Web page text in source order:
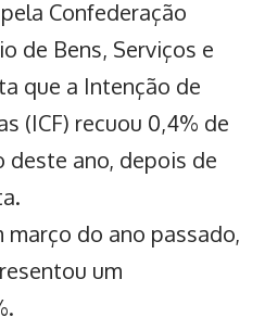
Confederação
de Bens, Serviços e
que a Intenção de
(ICF) recuou 0,4% de
deste ano, depois de
março do ano passado,
um